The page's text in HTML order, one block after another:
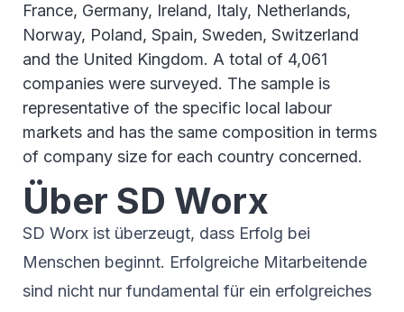
France, Germany, Ireland, Italy, Netherlands,
Norway, Poland, Spain, Sweden, Switzerland
and the United Kingdom. A total of 4,061
companies were surveyed. The sample is
representative of the specific local labour
markets and has the same composition in terms
of company size for each country concerned.
Über SD Worx
SD Worx ist überzeugt, dass Erfolg bei
Menschen beginnt. Erfolgreiche Mitarbeitende
sind nicht nur fundamental für ein erfolgreiches